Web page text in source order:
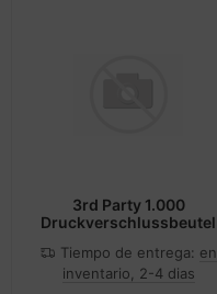
3rd Party 1.000
Druckverschlussbeutel
Tiempo de entrega: en
inventario, 2-4 dias